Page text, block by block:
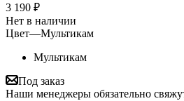
3 190 ₽
Нет в наличии
Цвет—Мультикам
Мультикам
Под заказ
Наши менеджеры обязательно